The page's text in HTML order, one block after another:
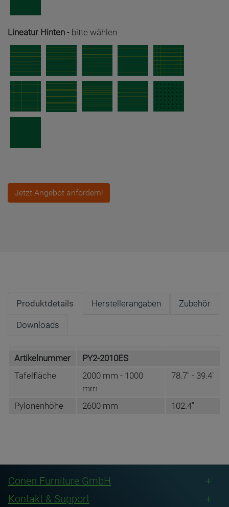
Lineatur Hinten - bitte wählen
Jetzt Angebot anfordern!
Produktdetails Herstellerangaben Zubehör
Downloads
Artikelnummer
PY2-2010ES
Tafelfläche
2000 mm - 1000
mm
78.7" - 39.4"
Pylonenhöhe 2600 mm 102.4"
Anschrift
Conenstr. 4
BENUTZERHANDBUCH DE
Conen Furniture GmbH
Kontakt & Support